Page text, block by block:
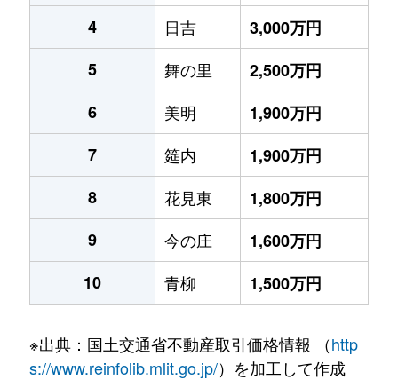
4
日吉
3,000万円
5
舞の里
2,500万円
6
美明
1,900万円
7
筵内
1,900万円
8
花見東
1,800万円
9
今の庄
1,600万円
10
青柳 1,500万円
※出典：国土交通省不動産取引価格情報 （http
s://www.reinfolib.mlit.go.jp/）を加工して作成